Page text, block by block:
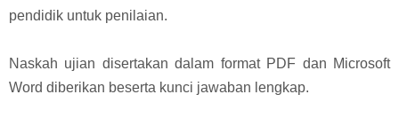
pendidik untuk penilaian.
Naskah ujian disertakan dalam format PDF dan Microsoft
Word diberikan beserta kunci jawaban lengkap.